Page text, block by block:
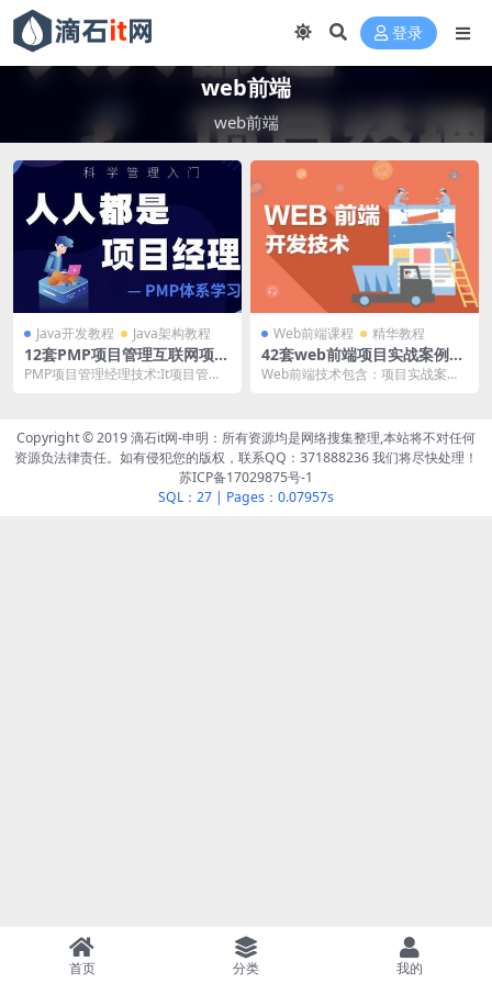
登录
web前端
web前端
Java开发教程 Java架构教程
12套PMP项目管理互联网项目
经理Project管理入门到高级
PMP项目管理经理技术:It项目管理
Web前端课程 精华教程
42套web前端项目实战案例入
门到高级视频,前端全栈架构师
Web前端技术包含：项目实战案例
Copyright © 2019滴石it网-申明 ：所有资源均是网络搜集整理,本站将不对任何
资源负法律责任。如有侵犯您的版权，联系QQ：371888236 我们将尽快处理！
苏ICP备17029875号-1
SQL：27 | Pages：0.07957s
首页 分类 我的